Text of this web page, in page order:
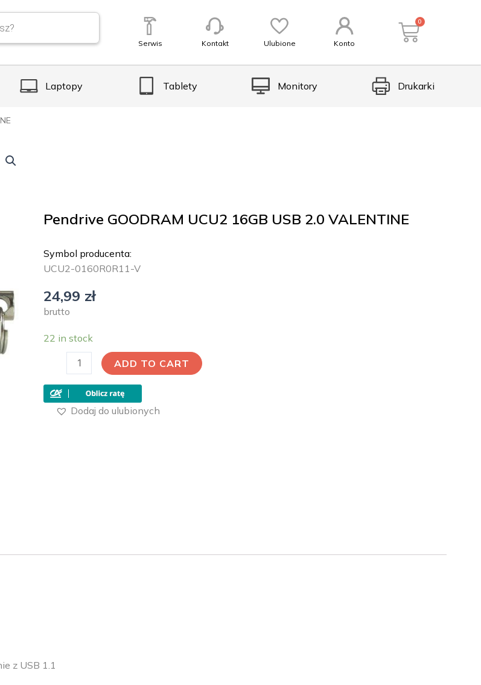
Serwis Kontakt Ulubione Konto
0
Laptopy Tablety Monitory Drukarki
Pendrive GOODRAM UCU2 16GB USB 2.0 VALENTINE
Symbol producenta:
UCU2-0160R0R11-V
24,99 zł
brutto
22 in stock
ADD TO CART
Dodaj do ulubionych
z USB 1.1